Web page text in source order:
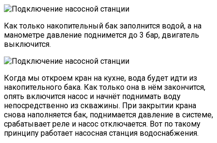
Как только накопительный бак заполнится водой, а на
манометре давление поднимется до 3 бар, двигатель
выключится.
Когда мы откроем кран на кухне, вода будет идти из
накопительного бака. Как только она в нём закончится,
опять включится насос и начнёт поднимать воду
непосредственно из скважины. При закрытии крана
снова наполняется бак, поднимается давление в системе,
срабатывает реле и насос отключается. Вот по такому
принципу работает насосная станция водоснабжения.